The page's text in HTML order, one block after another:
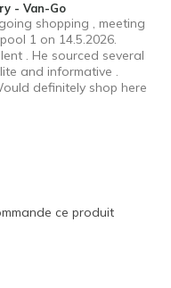
- Van-Go
shopping , meeting
1 on 14.5.2026.
. He sourced several
and informative .
definitely shop here
ce produit